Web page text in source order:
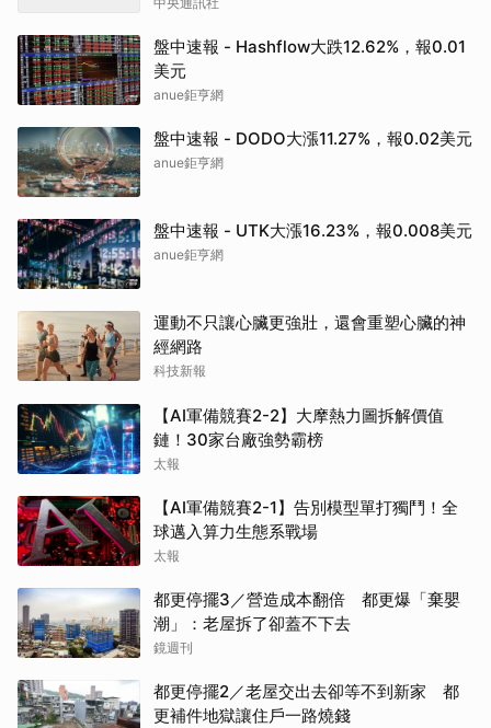
盤中速報 - Hashflow大跌12.62%，報0.01
美元
anue鉅亨網
盤中速報 - DODO大漲11.27%，報0.02美元
anue鉅亨網
盤中速報 - UTK大漲16.23%，報0.008美元
anue鉅亨網
運動不只讓心臟更強壯，還會重塑心臟的神
經網路
科技新報
【AI軍備競賽2-2】大摩熱力圖拆解價值
鏈！30家台廠強勢霸榜
太報
【AI軍備競賽2-1】告別模型單打獨鬥！全
球邁入算力生態系戰場
太報
都更停擺3／營造成本翻倍 都更爆「棄嬰
潮」：老屋拆了卻蓋不下去
鏡週刊
都更停擺2／老屋交出去卻等不到新家 都
更補件地獄讓住戶一路燒錢